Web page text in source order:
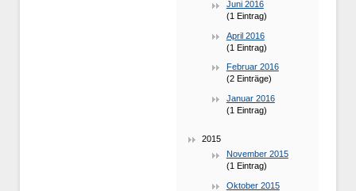
Juni 2016
(1 Eintrag)
April 2016
(1 Eintrag)
Februar 2016
(2 Einträge)
Januar 2016
(1 Eintrag)
2015
November 2015
(1 Eintrag)
Oktober 2015